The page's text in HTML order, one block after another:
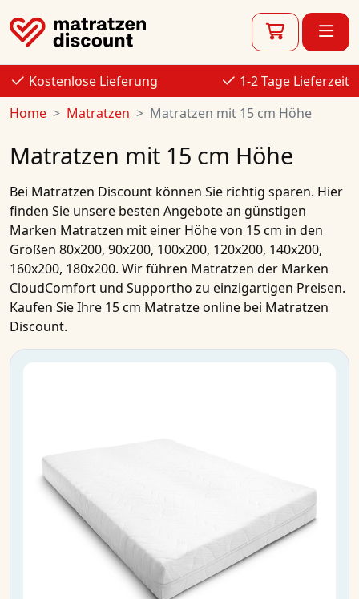
Kostenlose Lieferung
1-2 Tage Lieferzeit
Home
Matratzen Matratzen mit 15 cm Höhe
Matratzen mit 15 cm Höhe
Bei Matratzen Discount können Sie richtig sparen. Hier
finden Sie unsere besten Angebotean günstigen
Marken Matratzen mit einer Höhe von 15 cm in den
Größen 80x200, 90x200, 100x200, 120x200, 140x200,
160x200, 180x200. Wir führen Matratzen der Marken
CloudComfort und Supportho zu einzigartigen Preisen.
Kaufen Sie Ihre 15 cm Matratzeonline bei Matratzen
Discount.